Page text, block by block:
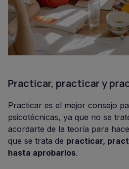
Practicar, practicar y
Practicar es el mejor consejo
psicotécnicas, ya que no se
acordarte de la teoría para
que se trata de practicar,
hasta aprobarlos.